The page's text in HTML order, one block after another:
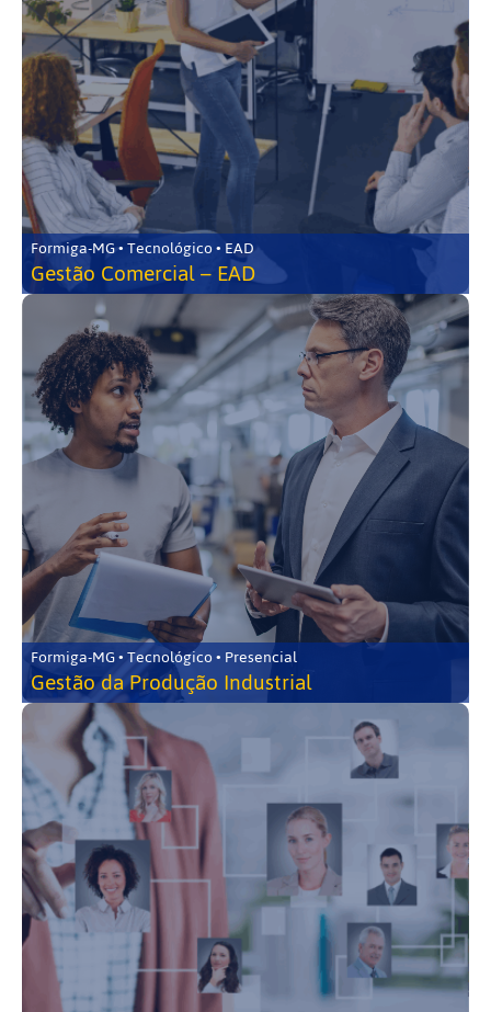
Formiga-MG • Tecnológico • EAD
Gestão Comercial – EAD
Formiga-MG • Tecnológico • Presencial
Gestão da Produção Industrial